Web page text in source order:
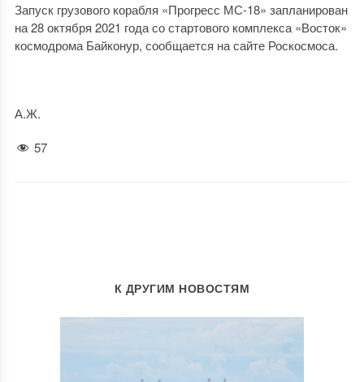
Запуск грузового корабля «Прогресс МС-18» запланирован
на 28 октября 2021 года со стартового комплекса «Восток»
космодрома Байконур, сообщается на сайте Роскосмоса.
А.Ж.
57
К ДРУГИМ НОВОСТЯМ